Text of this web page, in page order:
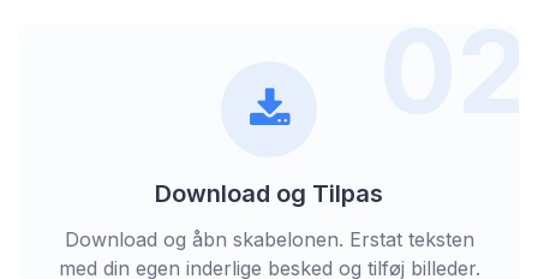
02
Download og Tilpas
Download og åbn skabelonen. Erstat teksten
med din egen inderlige besked og tilføj billeder.